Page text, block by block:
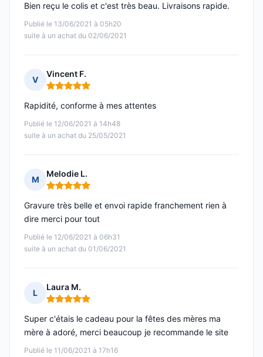
Publié le 13/06/2021 à 05h20
suite à un achat du 02/06/2021
Bien reçu le colis et c'est très beau. Livraisons rapide.
V
Vincent F.
Note : 5 sur 5
Publié le 12/06/2021 à 14h48
suite à un achat du 25/05/2021
Rapidité, conforme à mes attentes
M
Melodie L.
Note : 5 sur 5
Publié le 12/06/2021 à 06h31
suite à un achat du 01/06/2021
Gravure très belle et envoi rapide franchement rien à
dire merci pour tout
L
Laura M.
Note : 5 sur 5
Publié le 11/06/2021 à 17h16
Super c'étais le cadeau pour la fêtes des mères ma
mère à adoré, merci beaucoup je recommande le site